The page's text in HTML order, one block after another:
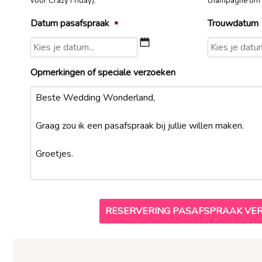
Datum pasafspraak *
DD
MM
slash
JJJJ
Trouwdatum
Opmerkingen of speciale verzoeken